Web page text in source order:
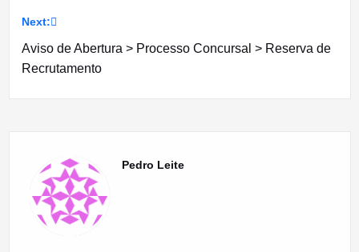
artigos
Next:
Aviso de Abertura > Processo Concursal > Reserva de
Recrutamento
Pedro Leite